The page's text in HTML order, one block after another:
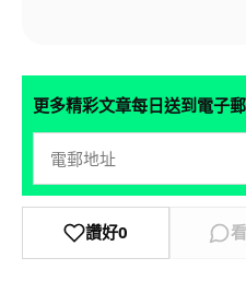
更多精彩文章每日送到電子
讚好0